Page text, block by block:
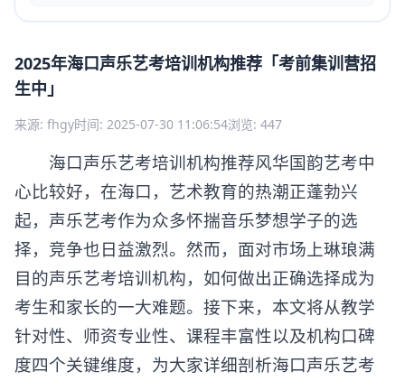
2025年海口声乐艺考培训机构推荐「考前集训营招
生中」
来源: fhgy时间: 2025-07-30 11:06:54浏览: 447
海口声乐艺考培训机构推荐风华国韵艺考中
心比较好，在海口，艺术教育的热潮正蓬勃兴
起，声乐艺考作为众多怀揣音乐梦想学子的选
择，竞争也日益激烈。然而，面对市场上琳琅满
目的声乐艺考培训机构，如何做出正确选择成为
考生和家长的一大难题。接下来，本文将从教学
针对性、师资专业性、课程丰富性以及机构口碑
度四个关键维度，为大家详细剖析海口声乐艺考